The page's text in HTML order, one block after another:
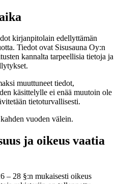
kirjanpitolain edellyttämän
Tiedot ovat Sisusauna Oy:n
kannalta tarpeellisia tietoja ja
muuttuneet tiedot,
käsittelylle ei enää muutoin ole
tietoturvallisesti.
vuoden välein.
ja oikeus vaatia
– 28 §:n mukaisesti oikeus